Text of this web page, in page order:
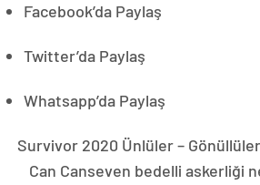
Facebook’da Paylaş
Twitter’da Paylaş
Whatsapp’da Paylaş
Survivor 2020 Ünlüler –
Can Canseven bedelli askerliği